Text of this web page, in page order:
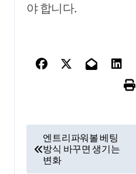
야 합니다.
탐
엔트리파워볼 베팅
방식 바꾸면 생기는
변화